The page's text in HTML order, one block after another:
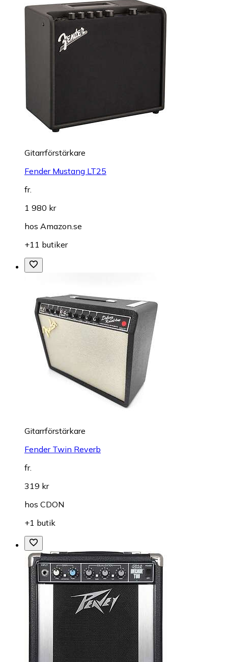
Gitarrförstärkare
Fender Mustang LT25
fr.
1 980 kr
hos Amazon.se
+11 butiker
Gitarrförstärkare
Fender Twin Reverb
fr.
319 kr
hos CDON
+1 butik